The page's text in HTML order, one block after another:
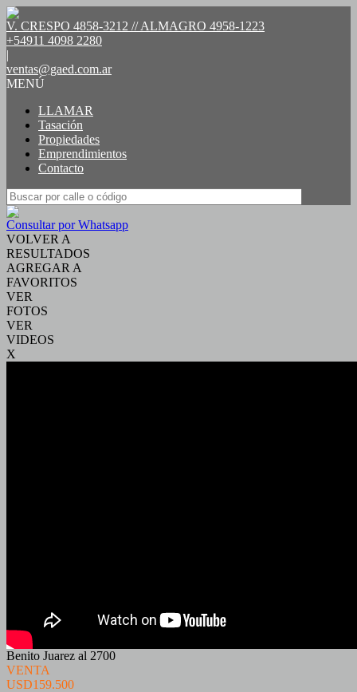
V. CRESPO 4858-3212 // ALMAGRO 4958-1223
+54911 4098 2280
|
ventas@gaed.com.ar
MENÚ
LLAMAR
Tasación
Propiedades
Emprendimientos
Contacto
Consultar por Whatsapp
VOLVER A
RESULTADOS
AGREGAR A
FAVORITOS
VER
FOTOS
VER
VIDEOS
X
Benito Juarez al 2700
VENTA
USD159.500